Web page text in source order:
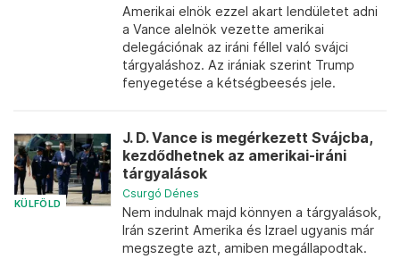
Amerikai elnök ezzel akart lendületet adni
a Vance alelnök vezette amerikai
delegációnak az iráni féllel való svájci
tárgyaláshoz. Az irániak szerint Trump
fenyegetése a kétségbeesés jele.
KÜLFÖLD
J. D. Vance is megérkezett Svájcba,
kezdődhetnek az amerikai-iráni
tárgyalások
Csurgó Dénes
Nem indulnak majd könnyen a tárgyalások,
Irán szerint Amerika és Izrael ugyanis már
megszegte azt, amiben megállapodtak.